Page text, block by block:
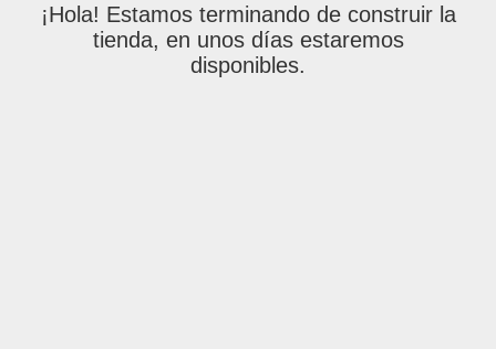
¡Hola! Estamos terminando de construir la
tienda, en unos días estaremos
disponibles.